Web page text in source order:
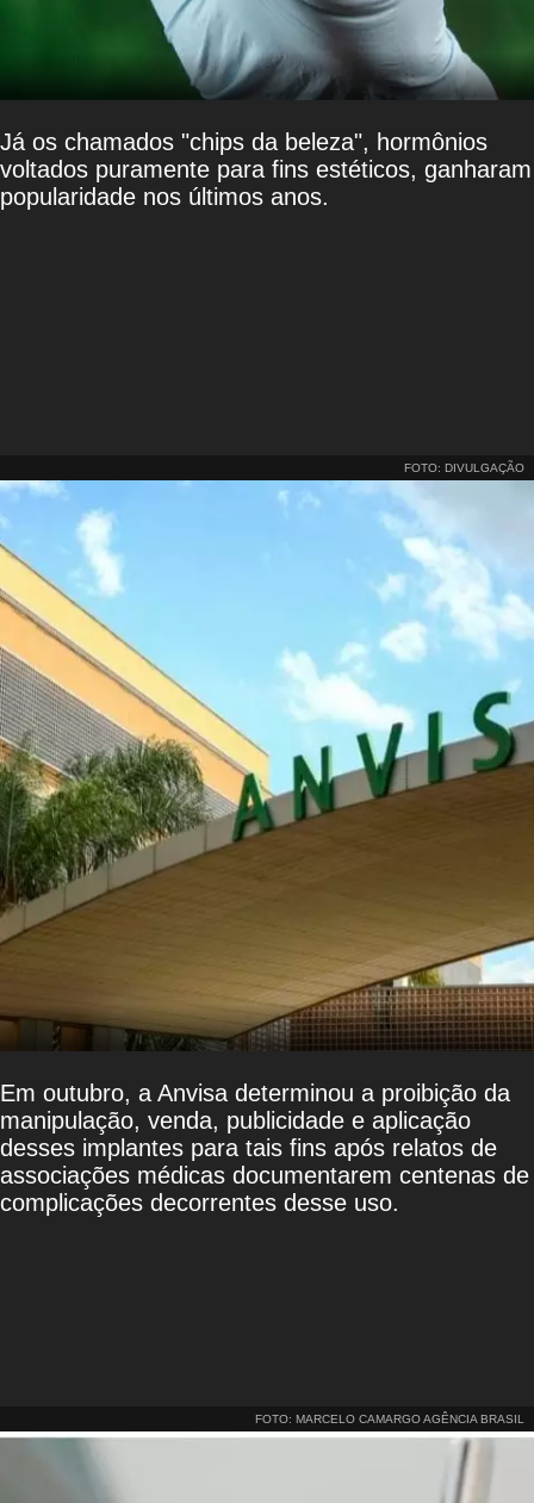
Já os chamados "chips da beleza", hormônios
voltados puramente para fins estéticos, ganharam
popularidade nos últimos anos.
FOTO: DIVULGAÇÃO
Em outubro, a Anvisa determinou a proibição da
manipulação, venda, publicidade e aplicação
desses implantes para tais fins após relatos de
associações médicas documentarem centenas de
complicações decorrentes desse uso.
FOTO: MARCELO CAMARGO AGÊNCIA BRASIL